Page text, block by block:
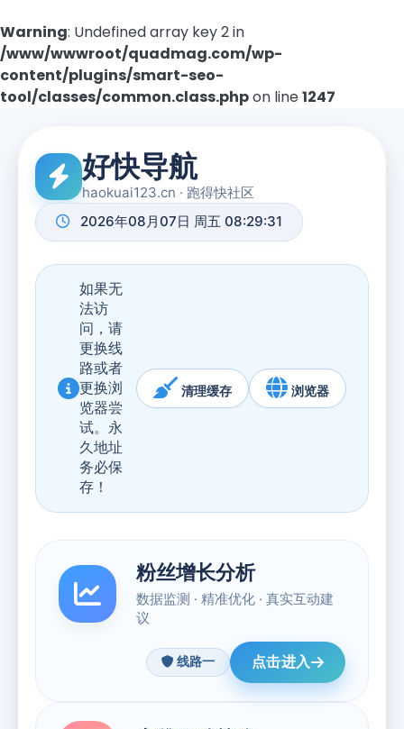
Warning: Undefined array key 2 in
/www/wwwroot/quadmag.com/wp-
content/plugins/smart-seo-
tool/classes/common.class.phpon line1247